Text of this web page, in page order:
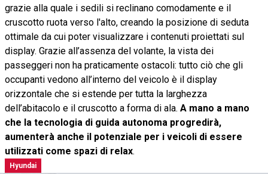
grazie alla quale i sedili si reclinano comodamente e il
cruscotto ruota verso l'alto, creando la posizione di seduta
ottimale da cui poter visualizzare i contenuti proiettati sul
display. Grazie all’assenza del volante, la vista dei
passeggeri non ha praticamente ostacoli: tutto ciò che gli
occupanti vedono all’interno del veicolo è il display
orizzontale che si estende per tutta la larghezza
dell’abitacolo e il cruscotto a forma di ala. A mano a mano
che la tecnologia di guida autonoma progredirà,
aumenterà anche il potenziale per i veicoli di essere
utilizzati come spazi di relax.
Hyundai